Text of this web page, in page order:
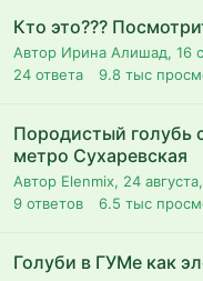
Кто это???
Автор Ирина Алишад, 16
24 ответа 9.8 тыс
Породистый голубь
метро Сухаревская
Автор Elenmix, 24
9 ответов 6.5 тыс
Голуби в ГУМе как